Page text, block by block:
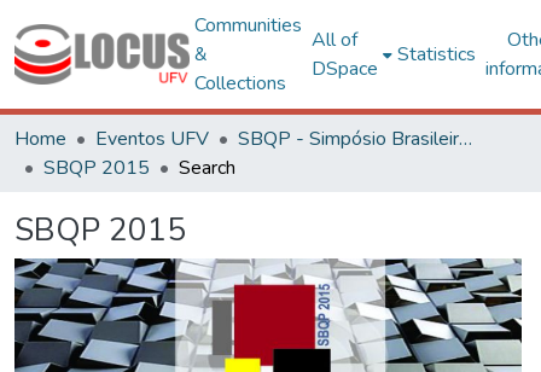
Communities
&
Collections
All of
DSpace
Statistics
Home Eventos UFV
SBQP - Simpósio Brasileiro de Qualidade do Projeto no Ambiente Construído
SBQP 2015
Search
SBQP 2015